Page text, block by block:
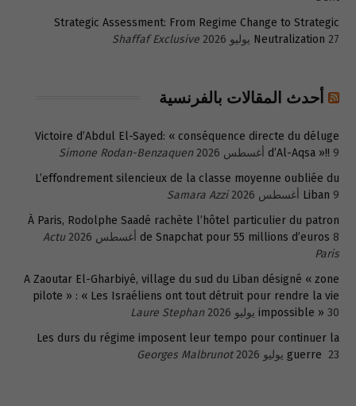
Strategic Assessment: From Regime Change to Strategic
Neutralization 27 يوليو 2026 Shaffaf Exclusive
أحدث المقالات بالفرنسية
Victoire d’Abdul El-Sayed: « conséquence directe du déluge
d’Al-Aqsa »!! 9 أغسطس 2026
Simone Rodan-Benzaquen
L’effondrement silencieux de la classe moyenne oubliée du
Liban 9 أغسطس 2026
Samara Azzi
À Paris, Rodolphe Saadé rachète l’hôtel particulier du patron
de Snapchat pour 55 millions d’euros 8 أغسطس 2026
Actu
Paris
A Zaoutar El-Gharbiyé, village du sud du Liban désigné « zone
pilote » : « Les Israéliens ont tout détruit pour rendre la vie
impossible » 30 يوليو 2026
Laure Stephan
Les durs du régime imposent leur tempo pour continuer la
guerre 23 يوليو 2026 Georges Malbrunot